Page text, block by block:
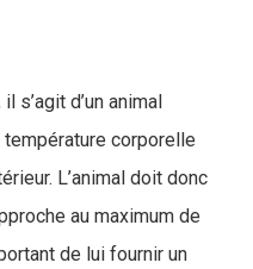
s’agit d’un animal
corporelle
L’animal doit donc
au maximum de
de lui fournir un